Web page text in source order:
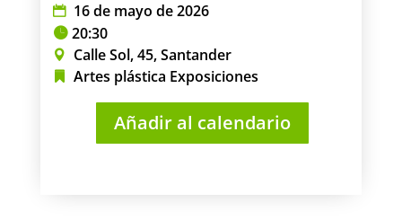
16 de mayo de 2026
20:30
Calle Sol, 45, Santander
Artes plástica Exposiciones
Añadir al calendario